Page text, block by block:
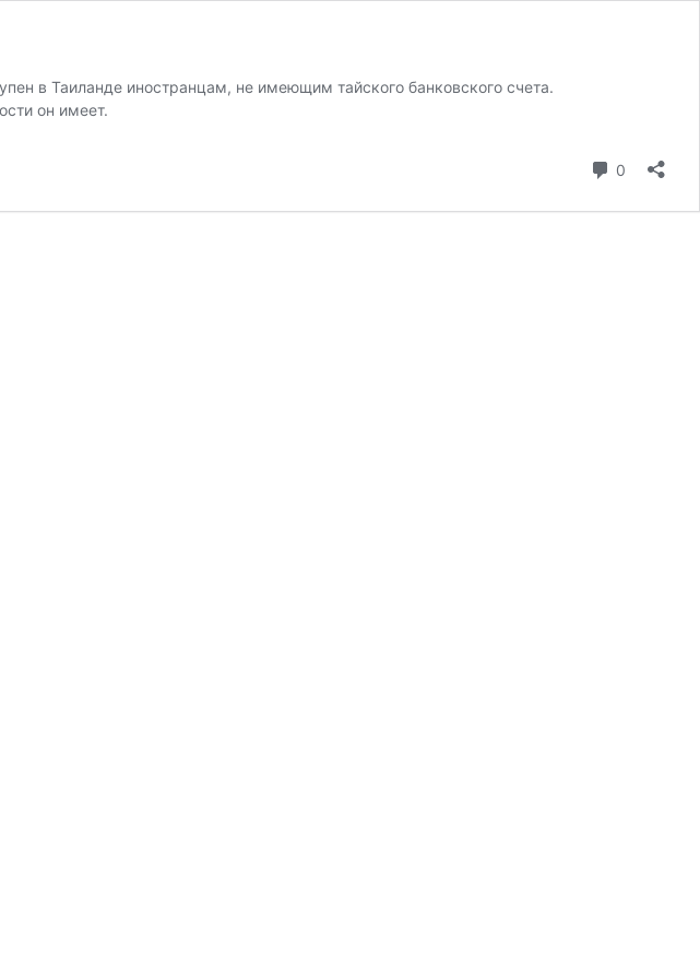
в Таиланде иностранцам, не имеющим тайского банковского счета.
он имеет.
0